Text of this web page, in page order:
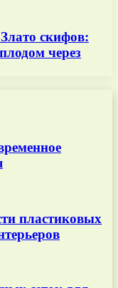
скифов:
через
пластиковых